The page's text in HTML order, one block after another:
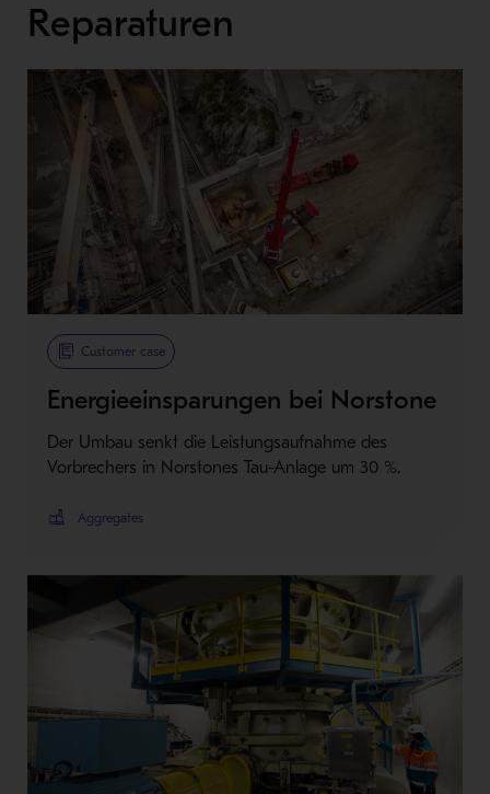
Reparaturen
Customer case
Energieeinsparungen bei Norstone
Der Umbau senkt die Leistungsaufnahme des
Vorbrechers in Norstones Tau-Anlage um 30 %.
Aggregates